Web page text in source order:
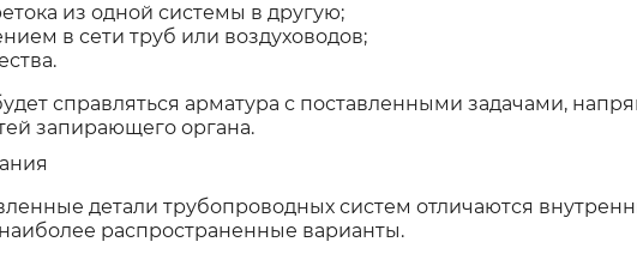
из одной системы в другую;
в сети труб или воздуховодов;
справляться арматура с поставленными задачами,
запирающего органа.
детали трубопроводных систем отличаются
распространенные варианты.